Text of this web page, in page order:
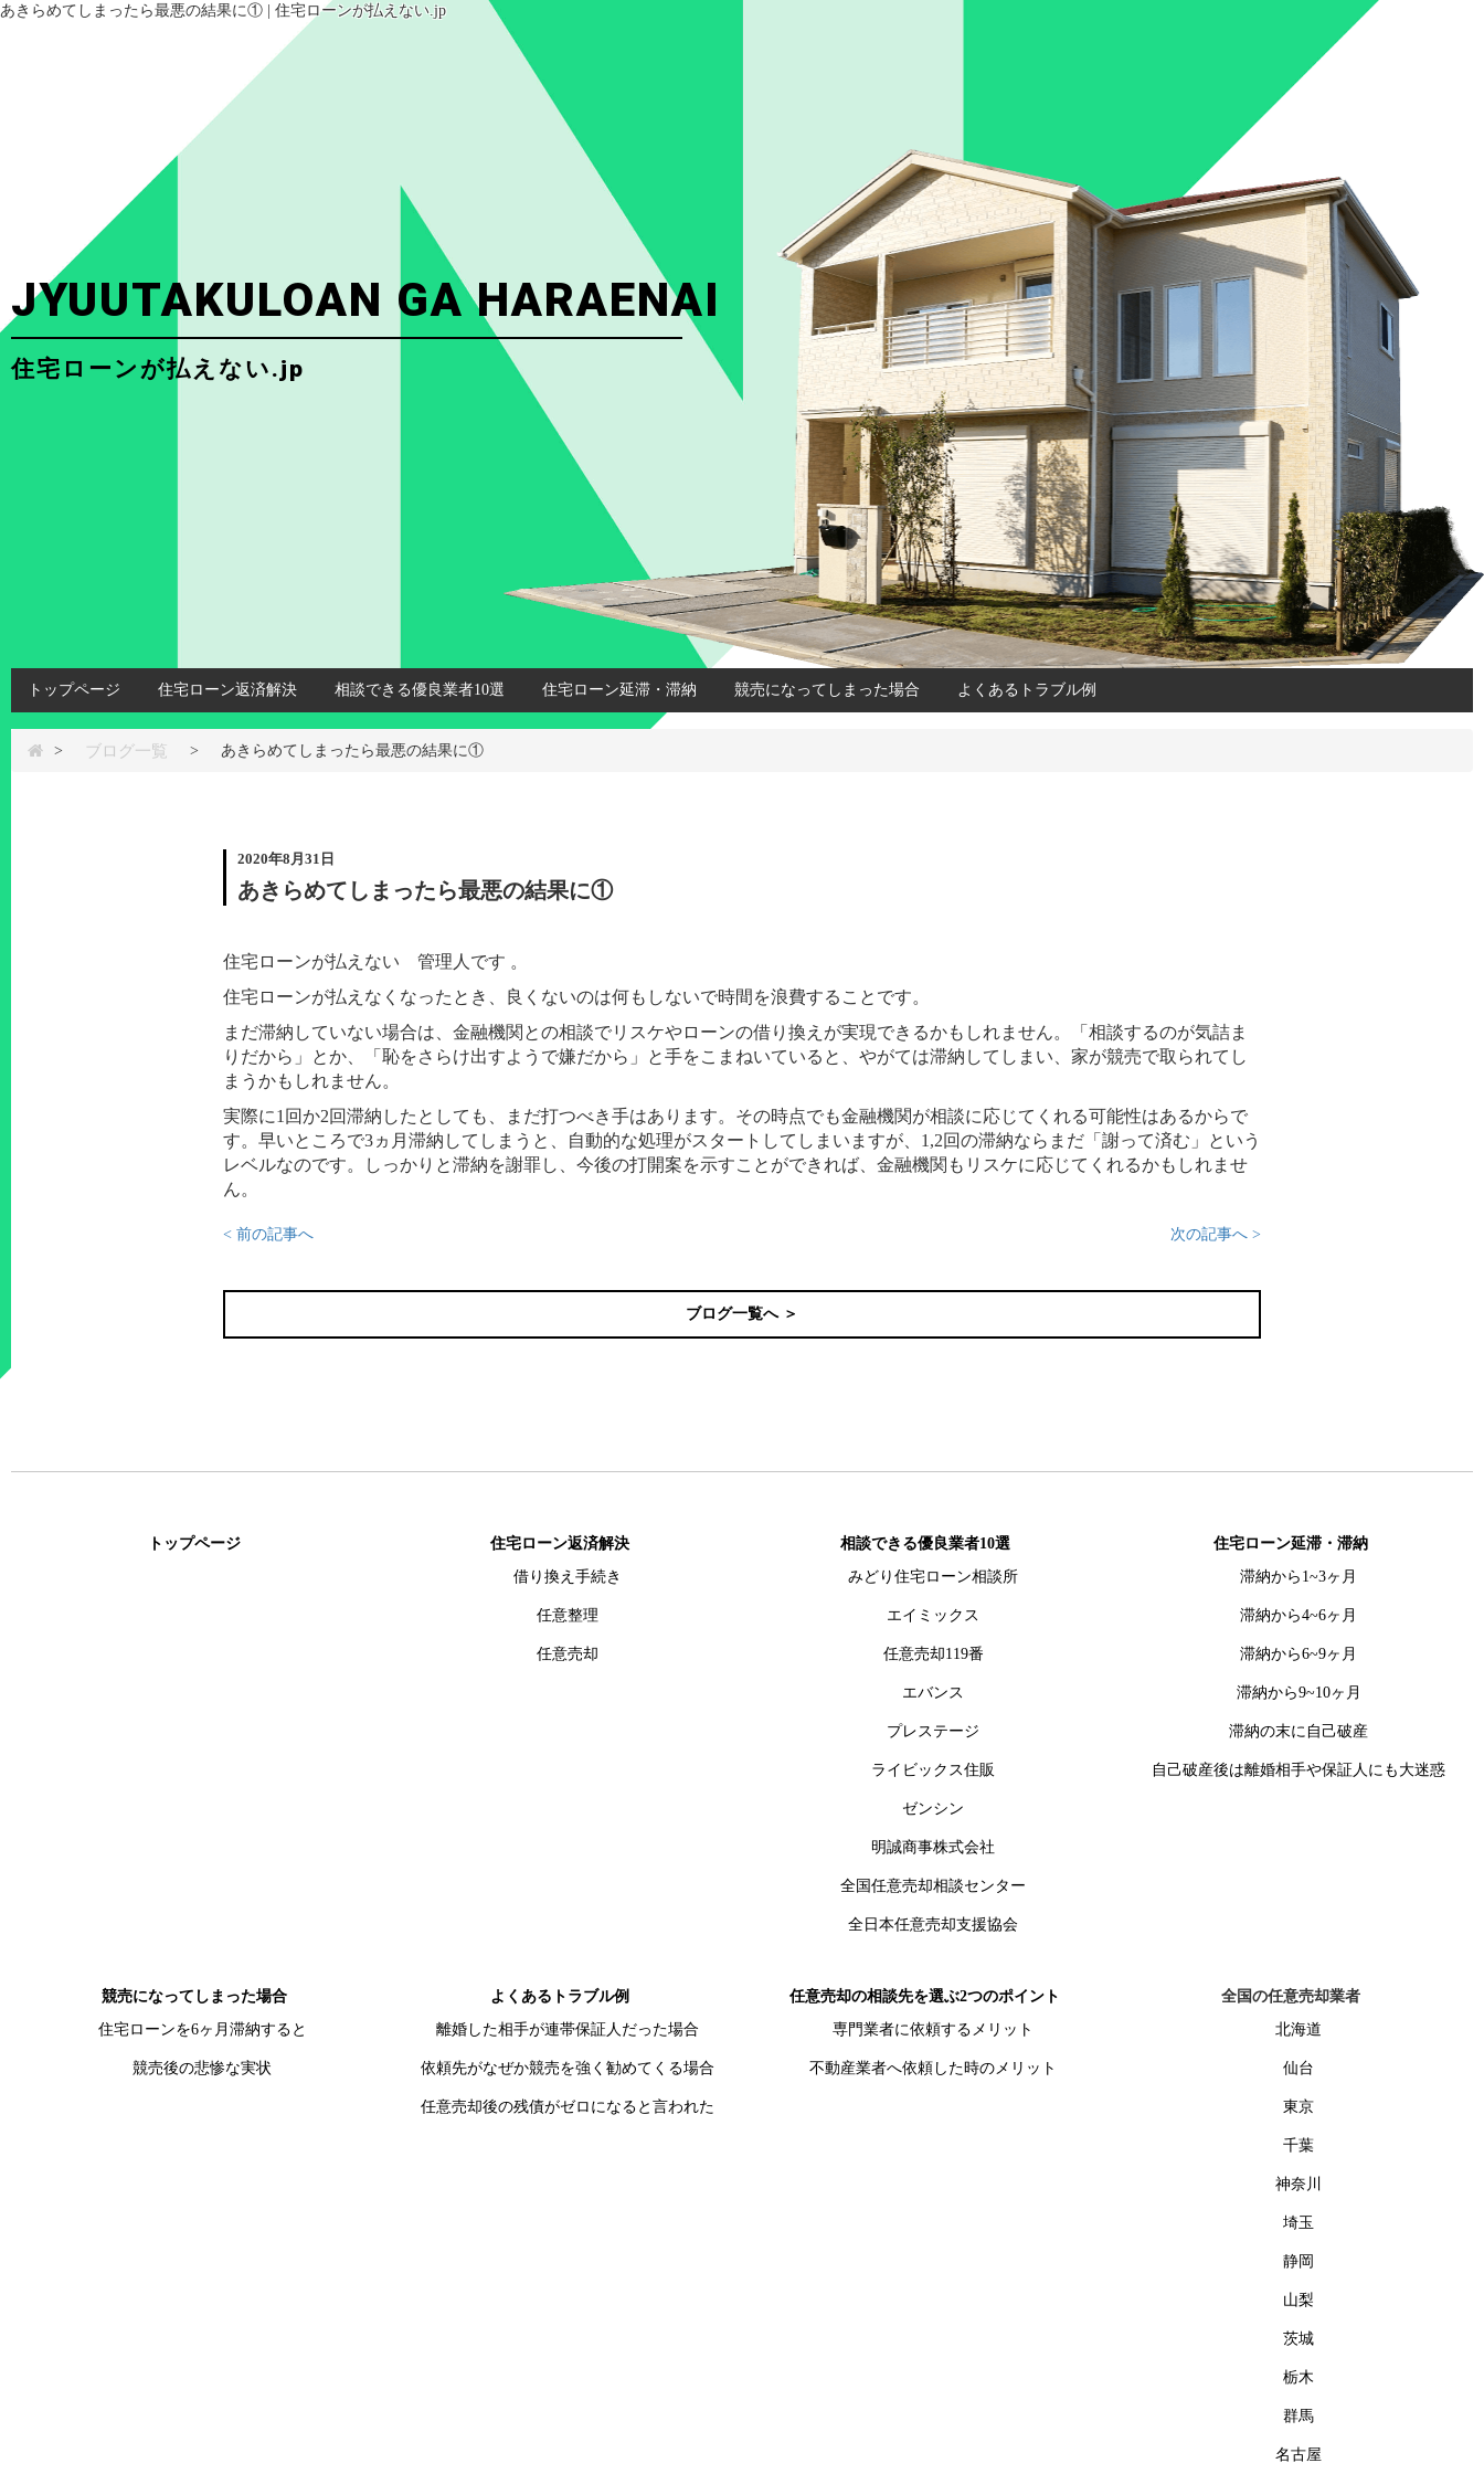
あきらめてしまったら最悪の結果に① | 住宅ローンが払えない.jp
JYUUTAKULOAN GA HARAENAI
住宅ローンが払えない.jp
トップページ 住宅ローン返済解決 相談できる優良業者10選 住宅ローン延滞・滞納 競売になってしまった場合 よくあるトラブル例
> ブログ一覧 > あきらめてしまったら最悪の結果に①
2020年8月31日
あきらめてしまったら最悪の結果に①
住宅ローンが払えない 管理人です 。
住宅ローンが払えなくなったとき、良くないのは何もしないで時間を浪費することです。
まだ滞納していない場合は、金融機関との相談でリスケやローンの借り換えが実現できるかもしれません。「相談するのが気詰ま
りだから」とか、「恥をさらけ出すようで嫌だから」と手をこまねいていると、やがては滞納してしまい、家が競売で取られてし
まうかもしれません。
実際に1回か2回滞納したとしても、まだ打つべき手はあります。その時点でも金融機関が相談に応じてくれる可能性はあるからで
す。早いところで3ヵ月滞納してしまうと、自動的な処理がスタートしてしまいますが、1,2回の滞納ならまだ「謝って済む」という
レベルなのです。しっかりと滞納を謝罪し、今後の打開案を示すことができれば、金融機関もリスケに応じてくれるかもしれませ
ん。
< 前の記事へ 次の記事へ >
ブログ一覧へ ＞
トップページ
住宅ローン返済解決
借り換え手続き
任意整理
任意売却
相談できる優良業者10選
みどり住宅ローン相談所
エイミックス
任意売却119番
エバンス
プレステージ
ライビックス住販
ゼンシン
明誠商事株式会社
全国任意売却相談センター
全日本任意売却支援協会
住宅ローン延滞・滞納
滞納から1~3ヶ月
滞納から4~6ヶ月
滞納から6~9ヶ月
滞納から9~10ヶ月
滞納の末に自己破産
自己破産後は離婚相手や保証人にも大迷惑
競売になってしまった場合
住宅ローンを6ヶ月滞納すると
競売後の悲惨な実状
よくあるトラブル例
離婚した相手が連帯保証人だった場合
依頼先がなぜか競売を強く勧めてくる場合
任意売却後の残債がゼロになると言われた
任意売却の相談先を選ぶ2つのポイント
専門業者に依頼するメリット
不動産業者へ依頼した時のメリット
全国の任意売却業者
北海道
仙台
東京
千葉
神奈川
埼玉
静岡
山梨
茨城
栃木
群馬
名古屋